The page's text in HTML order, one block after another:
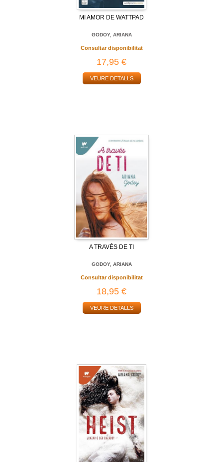
MI AMOR DE WATTPAD
GODOY, ARIANA
Consultar disponibilitat
17,95 €
VEURE DETALLS
A TRAVÉS DE TI
GODOY, ARIANA
Consultar disponibilitat
18,95 €
VEURE DETALLS